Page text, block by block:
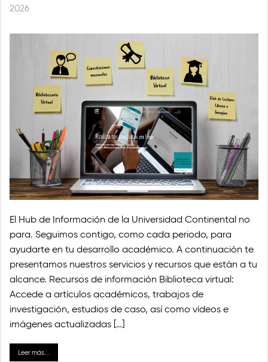
2026
El Hub de Información de la Universidad Continental no
para. Seguimos contigo, como cada periodo, para
ayudarte en tu desarrollo académico. A continuación te
presentamos nuestros servicios y recursos que están a tu
alcance. Recursos de información Biblioteca virtual:
Accede a artículos académicos, trabajos de
investigación, estudios de caso, así como vídeos e
imágenes actualizadas […]
Leer más...